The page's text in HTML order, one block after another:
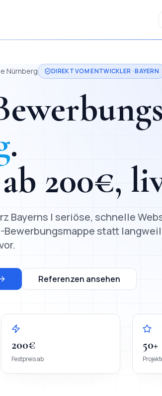
Nürnberg DIREKT VOM ENTWICKLER ·BAYERN
.
200€,
Bayerns | seriöse, schnelle
Bewerbungsmappe statt
Referenzen ansehen
200€
Festpreis ab
50+